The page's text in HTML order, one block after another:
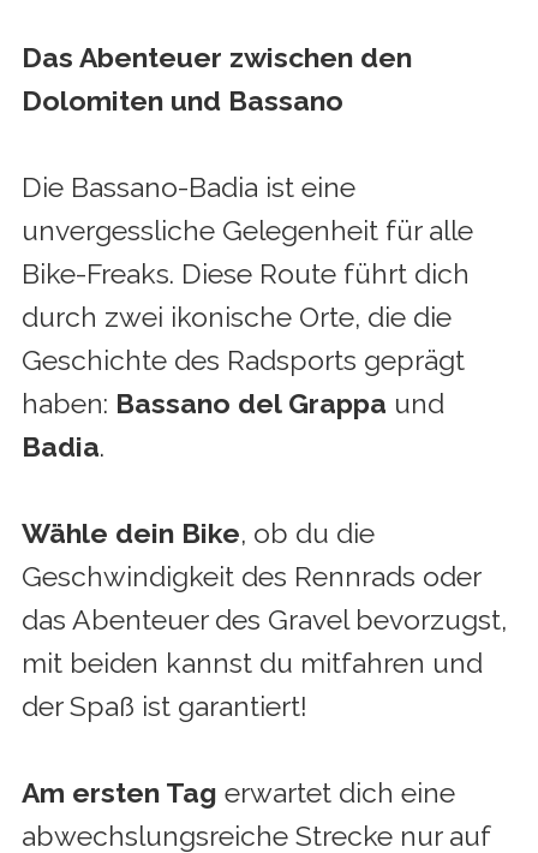
Das Abenteuer zwischen den
Dolomiten und Bassano
Die Bassano-Badia ist eine
unvergessliche Gelegenheit für alle
Bike-Freaks. Diese Route führt dich
durch zwei ikonische Orte, die die
Geschichte des Radsports geprägt
haben: Bassano del Grappa und
Badia.
Wähle dein Bike, ob du die
Geschwindigkeit des Rennrads oder
das Abenteuer des Gravel bevorzugst,
mit beiden kannst du mitfahren und
der Spaß ist garantiert!
Am ersten Tag erwartet dich eine
abwechslungsreiche Strecke nur auf